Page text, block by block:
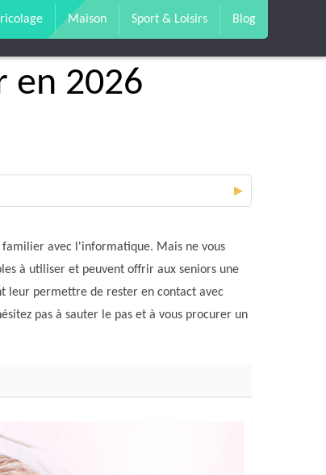
Maison Sport & Loisirs Blog
en 2026
▼
avec l'informatique. Mais ne vous
à utiliser et peuvent offrir aux seniors une
leur permettre de rester en contact avec
pas à sauter le pas et à vous procurer un